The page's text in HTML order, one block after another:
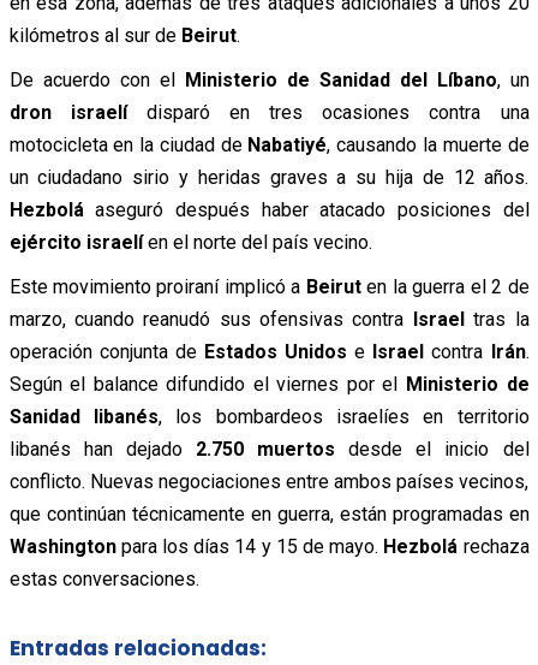
kilómetros al sur de Beirut.
De acuerdo con el Ministerio de Sanidad del Líbano, un
dron israelídisparó en tres ocasiones contra una
motocicleta en la ciudad de Nabatiyé, causando la muerte de
un ciudadano sirio y heridas graves a su hija de 12 años.
Hezbolá aseguró después haber atacado posiciones del
ejército israelíen el norte del país vecino.
Este movimiento proiraní implicó a Beiruten la guerra el 2 de
marzo, cuando reanudó sus ofensivas contra Israeltras la
operación conjunta de Estados Unidos e Israel contra Irán.
Según el balance difundido el viernes por el Ministerio de
Sanidad libanés, los bombardeos israelíes en territorio
libanés han dejado 2.750 muertos desde el inicio del
conflicto. Nuevas negociaciones entre ambos países vecinos,
que continúan técnicamente en guerra, están programadas en
Washingtonpara los días 14 y 15 de mayo. Hezbolá rechaza
estas conversaciones.
Entradas relacionadas: